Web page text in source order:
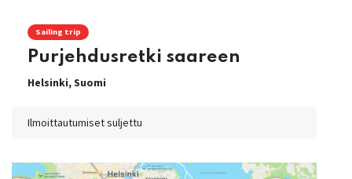
Sailing trip
Purjehdusretki saareen
Helsinki,Suomi
Ilmoittautumiset suljettu